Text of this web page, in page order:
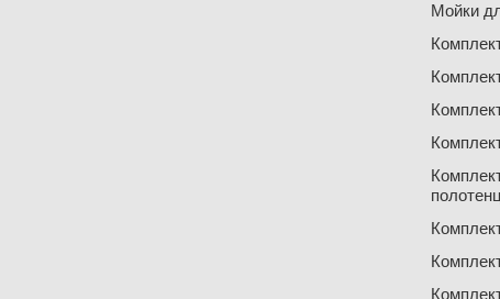
Мойки